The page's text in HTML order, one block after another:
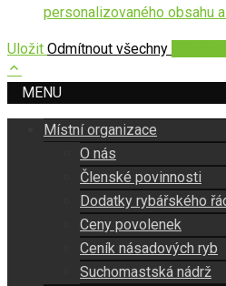
personalizovaného obsahu
Uložit Odmítnout všechny
MENU
Místní organizace
O nás
Členské povinnosti
Dodatky rybářského
Ceny povolenek
Ceník násadových ryb
Suchomastská nádrž